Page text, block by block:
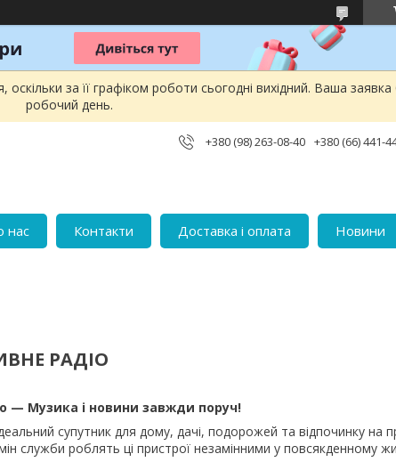
за її графіком роботи сьогодні вихідний. Ваша
робочий день.
+380 (98) 263-08-40 +380 (66) 441-
нас Контакти Доставка і оплата Новини
РАДІО
— Музика і новини завжди поруч!
супутник для дому, дачі, подорожей та відпочинку на
служби роблять ці пристрої незамінними у повсякденному